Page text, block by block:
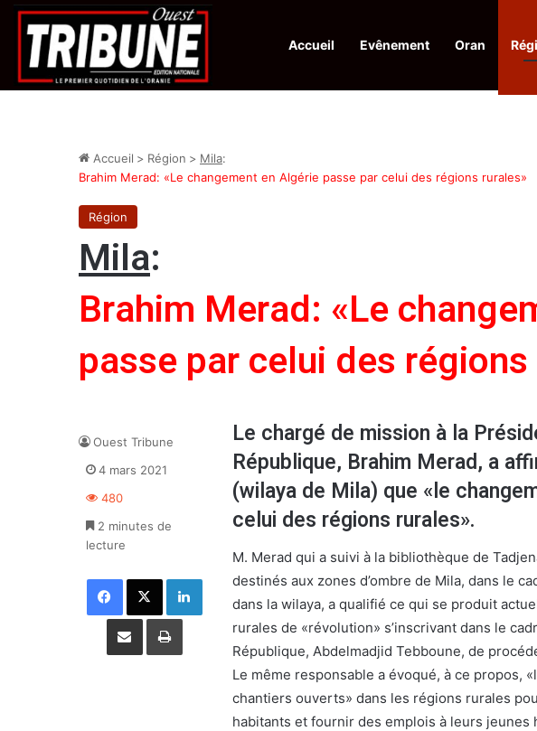
Accueil Evênement Oran
Infos en Direct: La revue El Djeïch : l’Algérie poursuit la réalisation d’acquis qualitatifs et
Accueil > Région > Mila:
Brahim Merad: «Le changement en Algérie passe par celui des régions rurales»
Région
Mila:
Brahim Merad: «Le
passe par celui des
Le chargé de mission à la
République, Brahim Merad, a
(wilaya de Mila) que «le
celui des régions rurales».
M. Merad qui a suivi à la bibliothèque de
destinés aux zones d’ombre de Mila, dans le
dans la wilaya, a qualifié ce qui se produit
rurales de «révolution» s’inscrivant dans le
République, Abdelmadjid Tebboune, de
Le même responsable a évoqué, à ce propos,
chantiers ouverts» dans les régions rurales
habitants et fournir des emplois à leurs jeunes
Ouest Tribune
4 mars 2021
480
2 minutes de
lecture
Facebook X Linkedin
Partager par email Imprimer